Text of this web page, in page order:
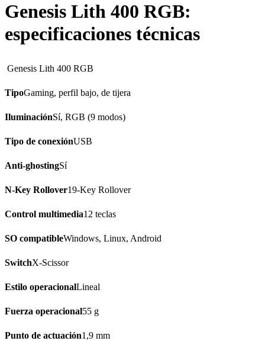
Genesis Lith 400 RGB:
especificaciones técnicas
Genesis Lith 400 RGB
TipoGaming, perfil bajo, de tijera
IluminaciónSí, RGB (9 modos)
Tipo de conexiónUSB
Anti-ghostingSí
N-Key Rollover19-Key Rollover
Control multimedia12 teclas
SO compatibleWindows, Linux, Android
SwitchX-Scissor
Estilo operacionalLineal
Fuerza operacional55 g
Punto de actuación1,9 mm